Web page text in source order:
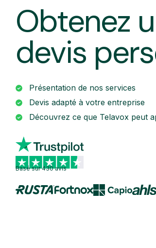
Obtenez
devis
Présentation de nos services
Devis adapté à votre entreprise
Découvrez ce que Telavox peut
Basé sur 430 avis